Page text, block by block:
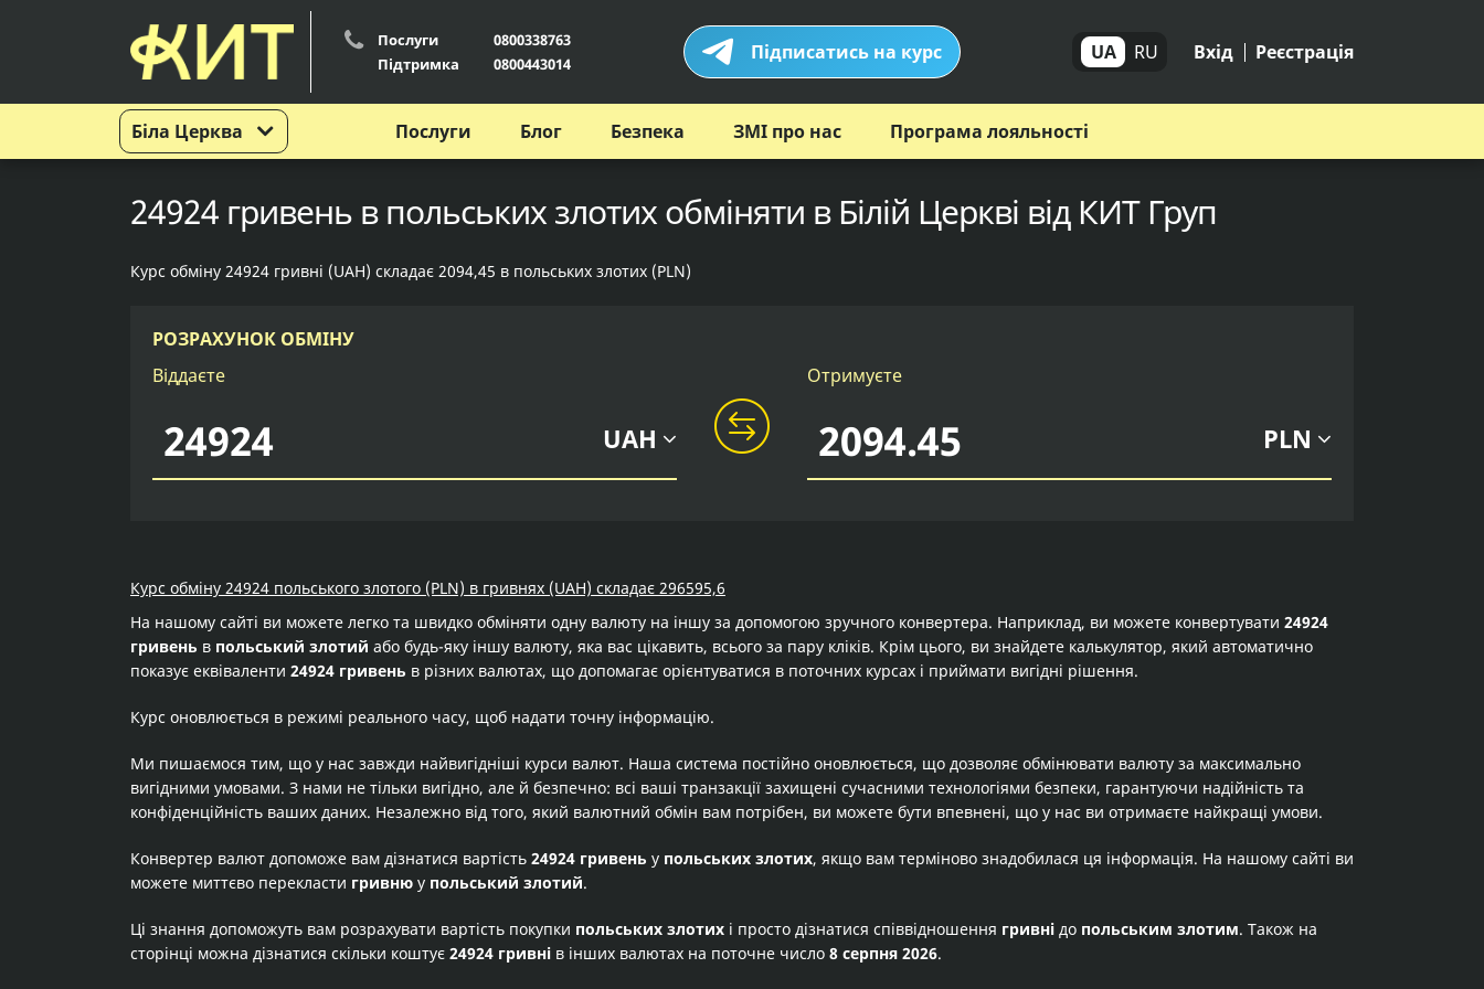
Біла Церква
Послуги
0800338763
Підтримка
0800443014 Підписатись на курс UA RU Вхід Реєстрація
Послуги Блог Безпека ЗМІ про нас Програма лояльності
24924 гривень в польських злотих обміняти в Білій Церкві від КИТ Груп
Курс обміну 24924 гривні (UAH) складає 2094,45 в польських злотих (PLN)
РОЗРАХУНОК ОБМІНУ
Віддаєте
UAH
Отримуєте
PLN
Курс обміну 24924 польського злотого (PLN) в гривнях (UAH) складає 296595,6
На нашому сайті ви можете легко та швидко обміняти одну валюту на іншу за допомогою зручного конвертера. Наприклад, ви можете конвертувати 24924
гривень в польський злотий або будь-яку іншу валюту, яка вас цікавить, всього за пару кліків. Крім цього, ви знайдете калькулятор, який автоматично
показує еквіваленти 24924 гривень в різних валютах, що допомагає орієнтуватися в поточних курсах і приймати вигідні рішення.
Курс оновлюється в режимі реального часу, щоб надати точну інформацію.
Ми пишаємося тим, що у нас завжди найвигідніші курси валют. Наша система постійно оновлюється, що дозволяє обмінювати валюту за максимально
вигідними умовами. З нами не тільки вигідно, але й безпечно: всі ваші транзакції захищені сучасними технологіями безпеки, гарантуючи надійність та
конфіденційність ваших даних. Незалежно від того, який валютний обмін вам потрібен, ви можете бути впевнені, що у нас ви отримаєте найкращі умови.
Конвертер валют допоможе вам дізнатися вартість 24924 гривень у польських злотих, якщо вам терміново знадобилася ця інформація. На нашому сайті ви
можете миттєво перекласти гривню у польський злотий.
Ці знання допоможуть вам розрахувати вартість покупки польських злотих і просто дізнатися співвідношення гривні до польським злотим. Також на
сторінці можна дізнатися скільки коштує 24924 гривні в інших валютах на поточне число 8 серпня 2026.